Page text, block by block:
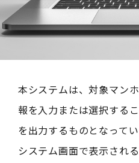
本システムは、対象マン
報を入力または選択する
を出力するものとなってい
システム画面で表示され